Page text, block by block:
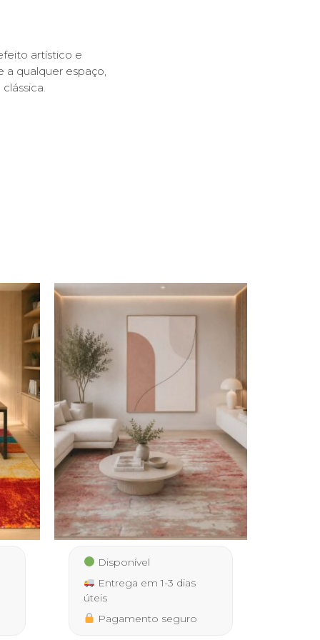
artístico e
a qualquer espaço,
Disponível
Entrega em 1-3 dias
úteis
Pagamento seguro